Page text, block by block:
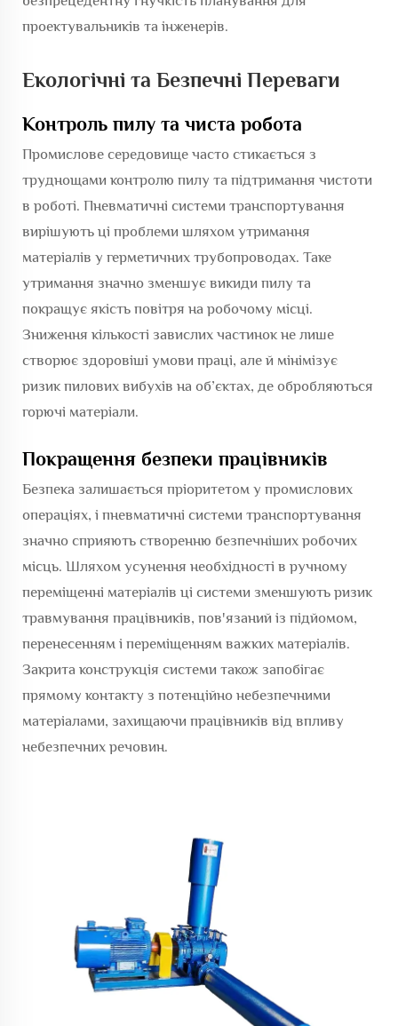
проектувальників та інженерів.
Екологічні та Безпечні Переваги
Контроль пилу та чиста робота
Промислове середовище часто стикається з
труднощами контролю пилу та підтримання чистоти
в роботі. Пневматичні системи транспортування
вирішують ці проблеми шляхом утримання
матеріалів у герметичних трубопроводах. Таке
утримання значно зменшує викиди пилу та
покращує якість повітря на робочому місці.
Зниження кількості завислих частинок не лише
створює здоровіші умови праці, але й мінімізує
ризик пилових вибухів на об’єктах, де обробляються
горючі матеріали.
Покращення безпеки працівників
Безпека залишається пріоритетом у промислових
операціях, і пневматичні системи транспортування
значно сприяють створенню безпечніших робочих
місць. Шляхом усунення необхідності в ручному
переміщенні матеріалів ці системи зменшують ризик
травмування працівників, пов'язаний із підйомом,
перенесенням і переміщенням важких матеріалів.
Закрита конструкція системи також запобігає
прямому контакту з потенційно небезпечними
матеріалами, захищаючи працівників від впливу
небезпечних речовин.